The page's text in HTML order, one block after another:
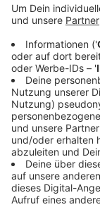
unschädliche
erhoffen sich
Anzeige
Eine
Anzeige
Die
Materialien